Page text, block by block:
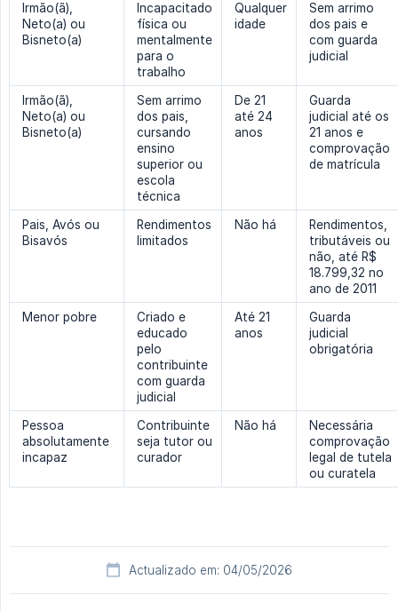
Irmão(ã),
Neto(a) ou
Bisneto(a)
Incapacitado
física ou
mentalmente
para o
trabalho
Qualquer
idade
Sem arrimo
dos pais e
com guarda
judicial
Irmão(ã),
Neto(a) ou
Bisneto(a)
Sem arrimo
dos pais,
cursando
ensino
superior ou
escola
técnica
De 21
até 24
anos
Guarda
judicial até os
21 anos e
comprovação
de matrícula
Pais, Avós ou
Bisavós
Rendimentos
limitados
Não há
Rendimentos,
tributáveis ou
não, até R$
18.799,32 no
ano de 2011
Menor pobre
Criado e
educado
pelo
contribuinte
com guarda
judicial
Até 21
anos
Guarda
judicial
obrigatória
Pessoa
absolutamente
incapaz
Contribuinte
seja tutor ou
curador
Não há
Necessária
comprovação
legal de tutela
ou curatela
Actualizado em: 04/05/2026